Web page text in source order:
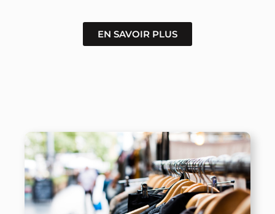
EN SAVOIR PLUS